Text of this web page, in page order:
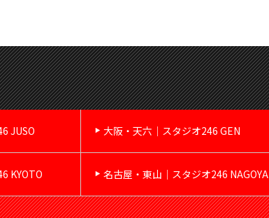
JUSO 大阪・天六｜スタジオ246 GEN
KYOTO 名古屋・東山｜スタジオ246 NAGOYA